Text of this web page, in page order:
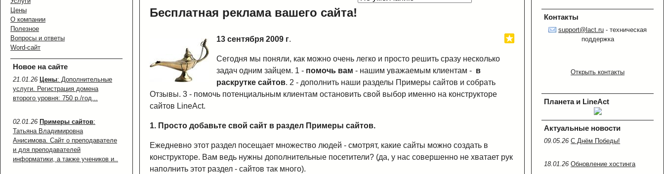
Цены
О компании
Полезное
Вопросы и ответы
Word-сайт
Новое на сайте
21.01.26 Цены: Дополнительные
услуги. Регистрация домена
второго уровня: 750 р./год...
02.01.26 Примеры сайтов:
Татьяна Владимировна
Анисимова. Сайт о преподавателе
и для преподавателей
информатики, а также учеников и..
Бесплатная реклама вашего сайта!
13 сентября 2009 г.
Сегодня мы поняли, как можно очень легко и просто решить сразу несколько
задач одним зайцем. 1 - помочь вам - нашим уважаемым клиентам - в
раскрутке сайтов. 2 - дополнить наши разделы Примеры сайтов и собрать
Отзывы. 3 - помочь потенциальным клиентам остановить свой выбор именно на конструкторе
сайтов LineAct.
1. Просто добавьте свой сайт в раздел Примеры сайтов.
Ежедневно этот раздел посещает множество людей - смотрят, какие сайты можно создать в
конструкторе. Вам ведь нужны дополнительные посетители? (да, у нас совершенно не хватает рук
наполнить этот раздел - сайтов так много).
Контакты
support@lact.ru - техническая
поддержка
Открыть контакты
Планета и LineAct
Актуальные новости
09.05.26C Днём Победы!
18.01.26Обновление хостинга